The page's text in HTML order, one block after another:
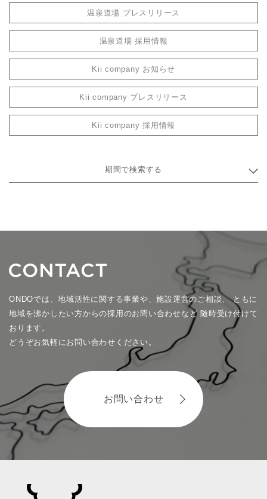
温泉道場 プレスリリース
温泉道場 採用情報
Kii company お知らせ
Kii company プレスリリース
Kii company 採用情報
期間で検索する
ONDOでは、地域活性に関する事業や、施設運営のご相談、ともに
地域を沸かしたい方からの採用のお問い合わせなど 随時受け付けて
おります。
どうぞお気軽にお問い合わせください。
お問い合わせ